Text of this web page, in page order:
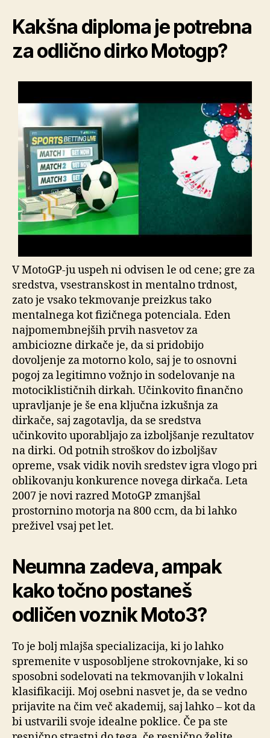
Kakšna diploma je potrebna
za odlično dirko Motogp?
V MotoGP-ju uspeh ni odvisen le od cene; gre za
sredstva, vsestranskost in mentalno trdnost,
zato je vsako tekmovanje preizkus tako
mentalnega kot fizičnega potenciala. Eden
najpomembnejših prvih nasvetov za
ambiciozne dirkače je, da si pridobijo
dovoljenje za motorno kolo, saj je to osnovni
pogoj za legitimno vožnjo in sodelovanje na
motociklističnih dirkah. Učinkovito finančno
upravljanje je še ena ključna izkušnja za
dirkače, saj zagotavlja, da se sredstva
učinkovito uporabljajo za izboljšanje rezultatov
na dirki. Od potnih stroškov do izboljšav
opreme, vsak vidik novih sredstev igra vlogo pri
oblikovanju konkurence novega dirkača. Leta
2007 je novi razred MotoGP zmanjšal
prostornino motorja na 800 ccm, da bi lahko
preživel vsaj pet let.
Neumna zadeva, ampak
kako točno postaneš
odličen voznik Moto3?
To je bolj mlajša specializacija, ki jo lahko
spremenite v usposobljene strokovnjake, ki so
sposobni sodelovati na tekmovanjih v lokalni
klasifikaciji. Moj osebni nasvet je, da se vedno
prijavite na čim več akademij, saj lahko – kot da
bi ustvarili svoje idealne poklice. Če pa ste